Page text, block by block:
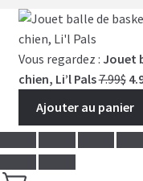
Vous regardez : Jouet
chien, Li’l Pals7.99$ Le
Ajouter au panier